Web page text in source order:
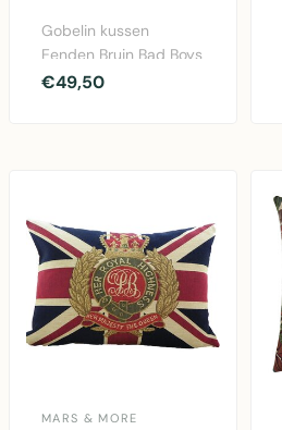
Gobelin kussen
Eenden Bruin Bad Boys
30x45cm van Mars &
€49,50
MARS & MORE